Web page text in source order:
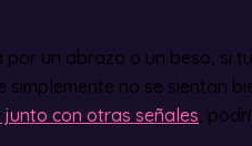
por un abrazo o un beso, si
simplemente no se sientan
con otras señales,